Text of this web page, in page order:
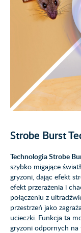
Strobe Burst
Technologia Strobe
szybko migające
gryzoni, dając efekt
efekt przerażenia i
połączeniu z
przestrzeń jako
ucieczki. Funkcja ta
gryzoni odpornych na